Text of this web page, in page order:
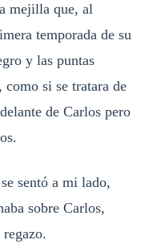
mejilla que, al
temporada de su
y las puntas
como si se tratara de
de Carlos pero
sentó a mi lado,
sobre Carlos,